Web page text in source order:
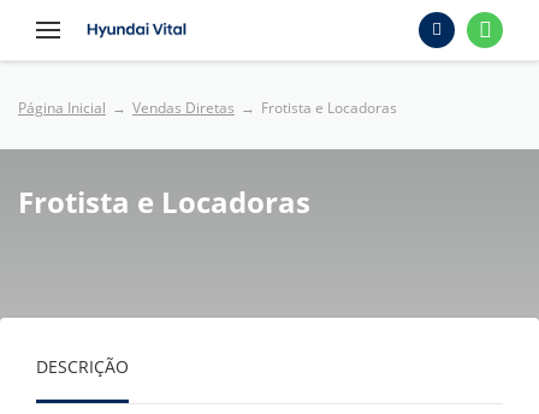
Página Inicial Vendas Diretas Frotista e Locadoras
Frotista e Locadoras
DESCRIÇÃO